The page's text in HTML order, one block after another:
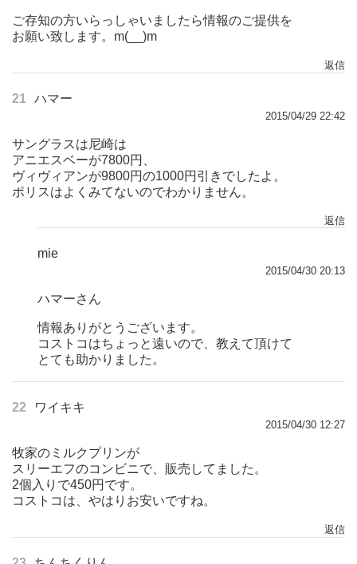
ご存知の方いらっしゃいましたら情報のご提供を
お願い致します。m(__)m
返信
21 ハマー
2015/04/29 22:42
サングラスは尼崎は
アニエスベーが7800円、
ヴィヴィアンが9800円の1000円引きでしたよ。
ポリスはよくみてないのでわかりません。
返信
mie
2015/04/30 20:13
ハマーさん
情報ありがとうございます。
コストコはちょっと遠いので、教えて頂けて
とても助かりました。
22 ワイキキ
2015/04/30 12:27
牧家のミルクプリンが
スリーエフのコンビニで、販売してました。
2個入りで450円です。
コストコは、やはりお安いですね。
返信